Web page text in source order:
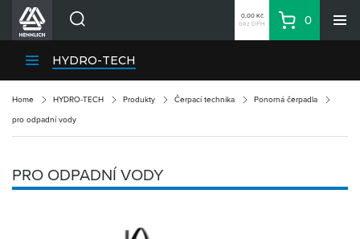
Divize HENNLICH
Blog
O firmě
0,00 Kč
bez DPH
Košík
0
HYDRO-TECH
Home HYDRO-TECH Produkty Čerpací technika Ponorná čerpadla
pro odpadní vody
PRO ODPADNÍ VODY